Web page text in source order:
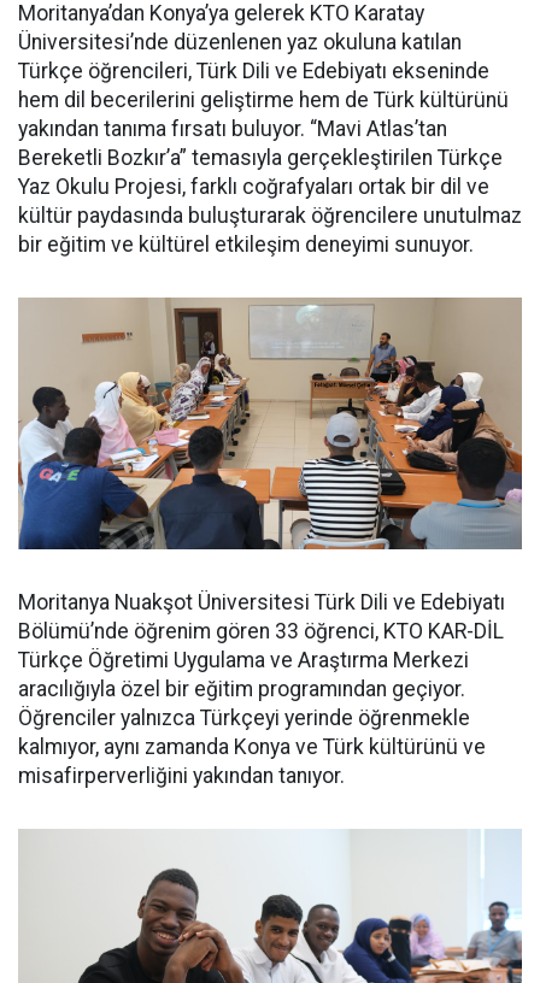
Moritanya’dan Konya’ya gelerek KTO Karatay
Üniversitesi’nde düzenlenen yaz okuluna katılan
Türkçe öğrencileri, Türk Dili ve Edebiyatı ekseninde
hem dil becerilerini geliştirme hem de Türk kültürünü
yakından tanıma fırsatı buluyor. “Mavi Atlas’tan
Bereketli Bozkır’a” temasıyla gerçekleştirilen Türkçe
Yaz Okulu Projesi, farklı coğrafyaları ortak bir dil ve
kültür paydasında buluşturarak öğrencilere unutulmaz
bir eğitim ve kültürel etkileşim deneyimi sunuyor.
Moritanya Nuakşot Üniversitesi Türk Dili ve Edebiyatı
Bölümü’nde öğrenim gören 33 öğrenci, KTO KAR-DİL
Türkçe Öğretimi Uygulama ve Araştırma Merkezi
aracılığıyla özel bir eğitim programından geçiyor.
Öğrenciler yalnızca Türkçeyi yerinde öğrenmekle
kalmıyor, aynı zamanda Konya ve Türk kültürünü ve
misafirperverliğini yakından tanıyor.